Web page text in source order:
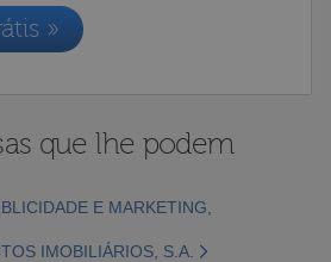
»
que lhe podem
E MARKETING,
IMOBILIÁRIOS, S.A.